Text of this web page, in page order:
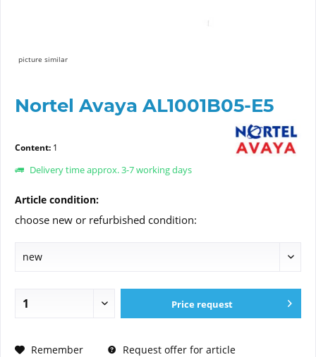
picture similar
Nortel Avaya AL1001B05-E5
Content: 1
Delivery time approx. 3-7 working days
Article condition:
choose new or refurbished condition:
Price request
PRICE REQUEST
Remember Request offer for article